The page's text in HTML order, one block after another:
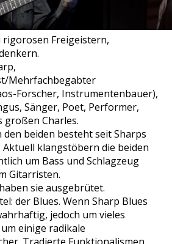
Freigeistern,
Mehrfachbegabter
Forscher, Instrumentenbauer),
Sänger, Poet, Performer,
großen Charles.
den beiden besteht seit Sharps
klangstöbern die beiden
um Bass und Schlagzeug
Gitarristen.
sie ausgebrütet.
der Blues. Wenn Sharp Blues
jedoch um vieles
einige radikale